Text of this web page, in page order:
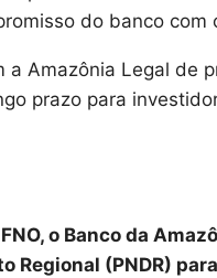
do banco com
a Amazônia Legal
prazo para
o Banco da
Regional (PNDR)